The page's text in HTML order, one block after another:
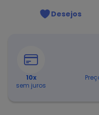
Desejos
10x
sem juros